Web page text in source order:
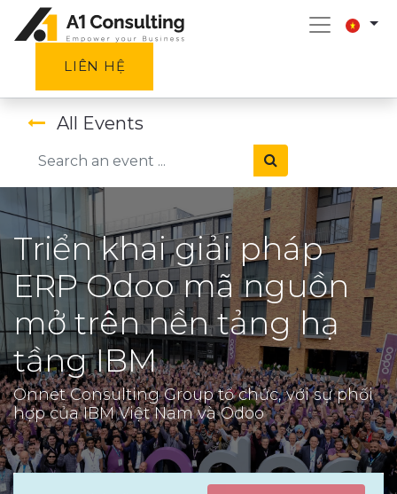
LIÊN HỆ
All Events
Triển khai giải pháp
ERP Odoo mã nguồn
mở trên nền tảng hạ
tầng IBM
Onnet Consulting Group tổ chức, với sự phối
hợp của IBM Việt Nam và Odoo